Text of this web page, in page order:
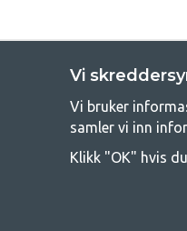
campe, og derfor
Vi
Vi bruker
samler vi inn
Klikk "OK" hvis